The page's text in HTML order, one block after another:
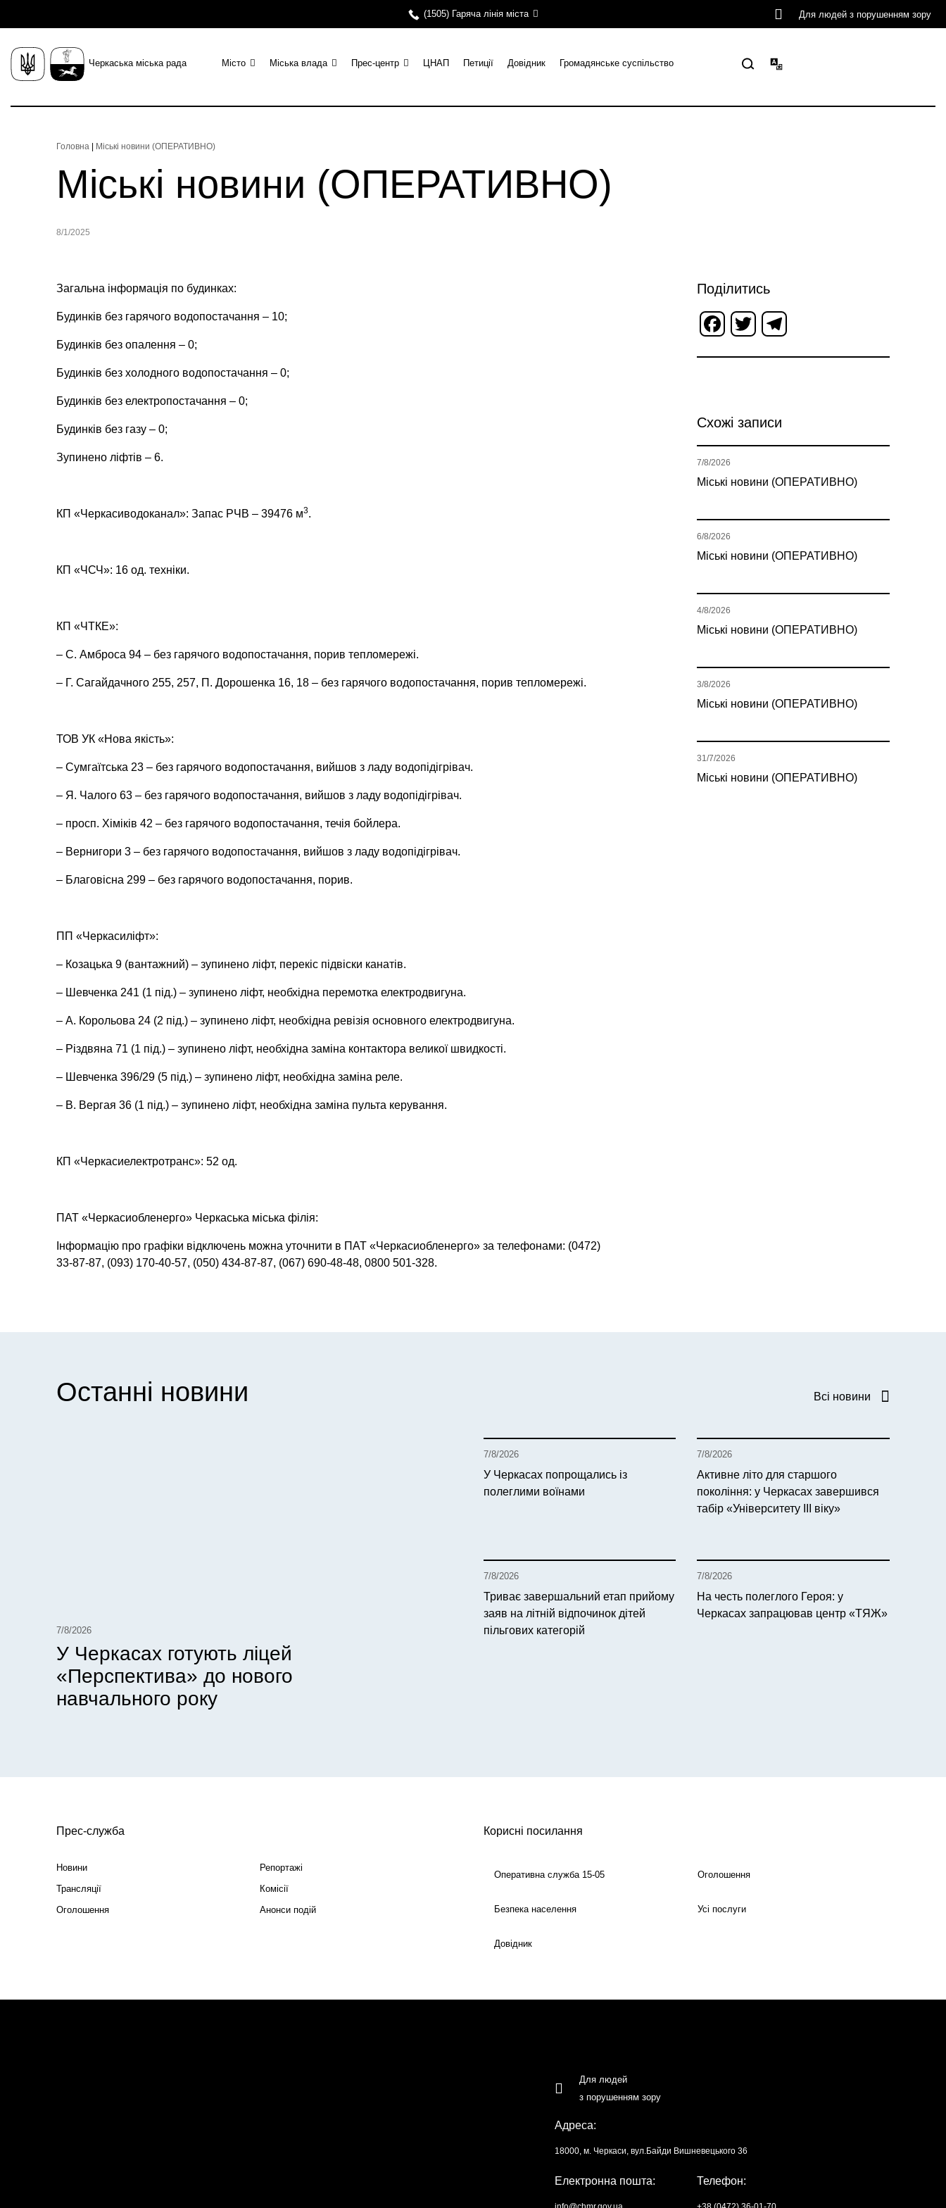
(1505) Гаряча лінія міста Для людей з порушенням зору
Черкаська міська рада Місто Міська влада Прес-центр ЦНАП Петиції Довідник Громадянське суспільство
Головна Міські новини (ОПЕРАТИВНО)
Міські новини (ОПЕРАТИВНО)
8/1/2025
Загальна інформація по будинках:
Будинків без гарячого водопостачання – 10;
Будинків без опалення – 0;
Будинків без холодного водопостачання – 0;
Будинків без електропостачання – 0;
Будинків без газу – 0;
Зупинено ліфтів – 6.
КП «Черкасиводоканал»: Запас РЧВ – 39476 м3.
КП «ЧСЧ»: 16 од. техніки.
КП «ЧТКЕ»:
– С. Амброса 94 – без гарячого водопостачання, порив тепломережі.
– Г. Сагайдачного 255, 257, П. Дорошенка 16, 18 – без гарячого водопостачання, порив тепломережі.
ТОВ УК «Нова якість»:
– Сумгаїтська 23 – без гарячого водопостачання, вийшов з ладу водопідігрівач.
– Я. Чалого 63 – без гарячого водопостачання, вийшов з ладу водопідігрівач.
– просп. Хіміків 42 – без гарячого водопостачання, течія бойлера.
– Вернигори 3 – без гарячого водопостачання, вийшов з ладу водопідігрівач.
– Благовісна 299 – без гарячого водопостачання, порив.
ПП «Черкасиліфт»:
– Козацька 9 (вантажний) – зупинено ліфт, перекіс підвіски канатів.
– Шевченка 241 (1 під.) – зупинено ліфт, необхідна перемотка електродвигуна.
– А. Корольова 24 (2 під.) – зупинено ліфт, необхідна ревізія основного електродвигуна.
– Різдвяна 71 (1 під.) – зупинено ліфт, необхідна заміна контактора великої швидкості.
– Шевченка 396/29 (5 під.) – зупинено ліфт, необхідна заміна реле.
– В. Вергая 36 (1 під.) – зупинено ліфт, необхідна заміна пульта керування.
КП «Черкасиелектротранс»: 52 од.
ПАТ «Черкасиобленерго» Черкаська міська філія:
Інформацію про графіки відключень можна уточнити в ПАТ «Черкасиобленерго» за телефонами: (0472)
33-87-87, (093) 170-40-57, (050) 434-87-87, (067) 690-48-48, 0800 501-328.
Поділитись
Facebook
Twitter
Схожі записи
Міські новини (ОПЕРАТИВНО)
7/8/2026
Міські новини (ОПЕРАТИВНО)
6/8/2026
Міські новини (ОПЕРАТИВНО)
4/8/2026
Міські новини (ОПЕРАТИВНО)
3/8/2026
Міські новини (ОПЕРАТИВНО)
31/7/2026
Останні новини Всі новини
7/8/2026
У Черкасах готують ліцей
«Перспектива» до нового
навчального року
7/8/2026
У Черкасах попрощались із
полеглими воїнами
7/8/2026
Активне літо для старшого
покоління: у Черкасах завершився
табір «Університету ІІІ віку»
7/8/2026
Триває завершальний етап прийому
заяв на літній відпочинок дітей
пільгових категорій
7/8/2026
На честь полеглого Героя: у
Черкасах запрацював центр «ТЯЖ»
Прес-служба
Новини
Репортажі
Трансляції
Комісії
Оголошення
Анонси подій
Корисні посилання
Оперативна служба 15-05 Оголошення
Безпека населення Усі послуги
Довідник
Для людей
з порушенням зору
Адреса:
18000, м. Черкаси, вул.Байди Вишневецького 36
Електронна пошта: Телефон: